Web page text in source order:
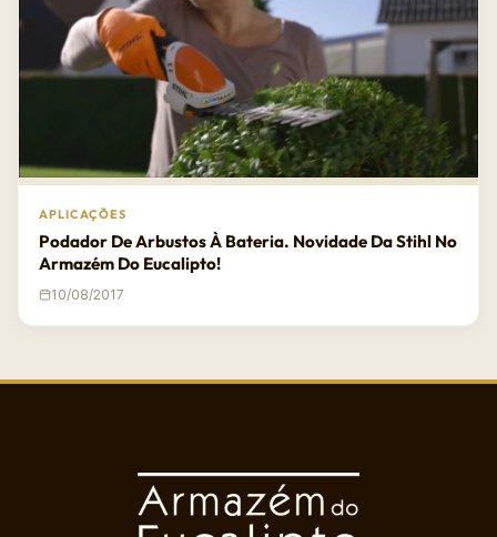
APLICAÇÕES
Podador De Arbustos À Bateria. Novidade Da Stihl No
Armazém Do Eucalipto!
10/08/2017